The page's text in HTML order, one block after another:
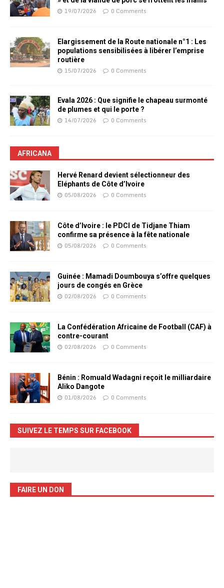
19/07/2026 0 Comments
Elargissement de la Route nationale n°1 : Les
populations sensibilisées à libérer l’emprise
routière
15/07/2026 0 Comments
Evala 2026 : Que signifie le chapeau surmonté
de plumes et qui le porte ?
14/07/2026 0 Comments
AFRICANA
Hervé Renard devient sélectionneur des
Eléphants de Côte d’Ivoire
05/08/2026 0 Comments
Côte d’Ivoire : le PDCI de Tidjane Thiam
confirme sa présence à la fête nationale
05/08/2026 0 Comments
Guinée : Mamadi Doumbouya s’offre quelques
jours de congés en Grèce
02/08/2026 0 Comments
La Confédération Africaine de Football (CAF) à
contre-courant
02/08/2026 0 Comments
Bénin : Romuald Wadagni reçoit le milliardaire
Aliko Dangote
01/08/2026 0 Comments
SUIVEZ LE TEMPS SUR FACEBOOK
FAIRE UN DON